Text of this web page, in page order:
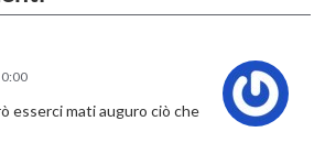
esserci mati auguro ciò che